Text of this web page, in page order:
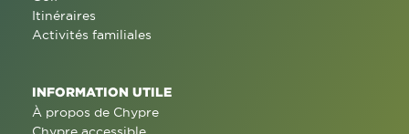
Itinéraires
Activités familiales
INFORMATION UTILE
À propos de Chypre